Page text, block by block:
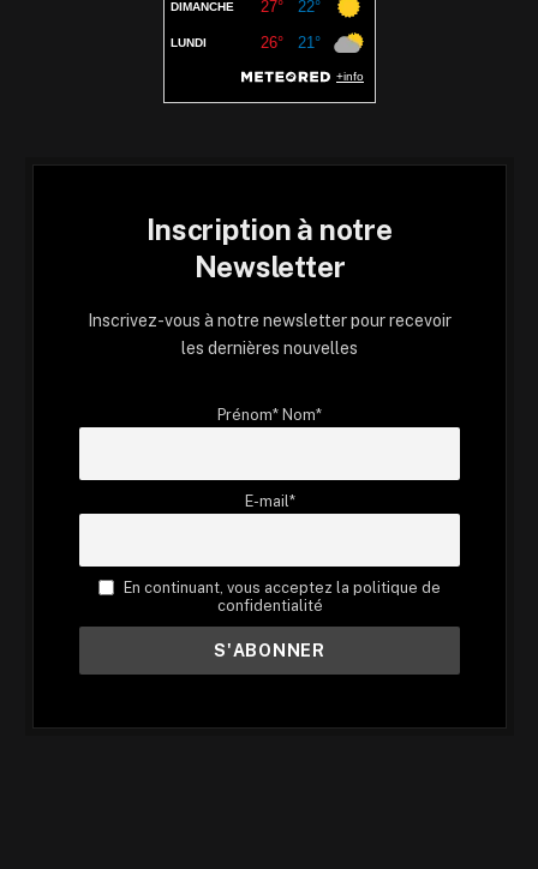
Inscription à notre
Newsletter
Inscrivez-vous à notre newsletter pour recevoir
les dernières nouvelles
Prénom* Nom*
E-mail*
En continuant, vous acceptez la politique de
confidentialité